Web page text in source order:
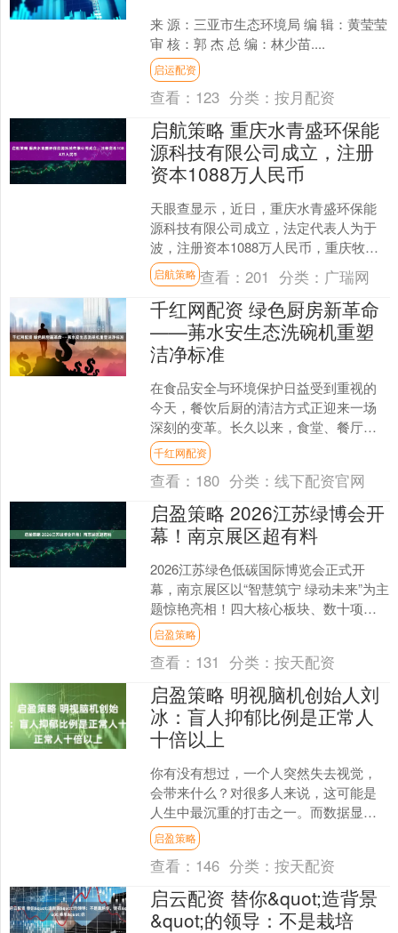
来 源：三亚市生态环境局 编 辑：黄莹莹
审 核：郭 杰 总 编：林少苗....
启运配资
查看： 123 分类：按月配资
启航策略 重庆水青盛环保能
源科技有限公司成立，注册
资本1088万人民币
天眼查显示，近日，重庆水青盛环保能
源科技有限公司成立，法定代表人为于
波，注册资本1088万人民币，重庆牧辉
生物科技有限公司、武汉徽鼎建筑装饰
工程有限公司持股。 ....
启航策略 查看：201 分类： 广瑞网
千红网配资 绿色厨房新革命
——茀水安生态洗碗机重塑
洁净标准
在食品安全与环境保护日益受到重视的
今天，餐饮后厨的清洁方式正迎来一场
深刻的变革。长久以来，食堂、餐厅等
集体供餐单位普遍依赖化学洗涤剂进行
餐具清洗。然而，受制于洗....
千红网配资
查看： 180 分类：线下配资官网
启盈策略 2026江苏绿博会开
幕！南京展区超有料
2026江苏绿色低碳国际博览会正式开
幕，南京展区以“智慧筑宁 绿动未来”为主
题惊艳亮相！四大核心板块、数十项前
沿成果、沉浸式黑科技体验集中登场，
学霸气质扑面而来....
启盈策略
查看： 131 分类：按天配资
启盈策略 明视脑机创始人刘
冰：盲人抑郁比例是正常人
十倍以上
你有没有想过，一个人突然失去视觉，
会带来什么？对很多人来说，这可能是
人生中最沉重的打击之一。而数据显
示，盲人的抑郁比例是正常人的十倍以
上。这是明视脑机创始人刘冰....
启盈策略
查看： 146 分类：按天配资
启云配资 替你&quot;造背景
&quot;的领导：不是栽培